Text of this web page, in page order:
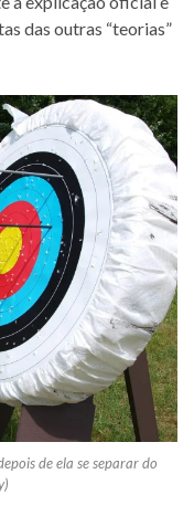
das outras “teorias”
de ela se separar do